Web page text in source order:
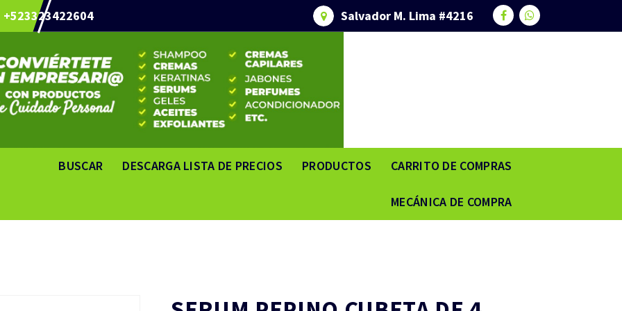
+523323422604 Salvador M. Lima #4216
BUSCAR DESCARGA LISTA DE PRECIOS PRODUCTOS CARRITO DE COMPRAS
MECÁNICA DE COMPRA